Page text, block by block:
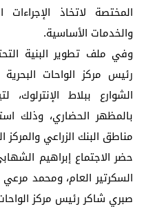
المختصة لاتخاذ
والخدمات الأساسية.
وفي ملف تطوير البنية
رئيس مركز الواحات
الشوارع ببلاط الإنترلوك،
بالمظهر الحضاري، وذلك
مناطق البنك الزراعي والمركز
حضر الاجتماع إبراهيم
السكرتير العام، ومحمد مرعي
صبري شاكر رئيس مركز